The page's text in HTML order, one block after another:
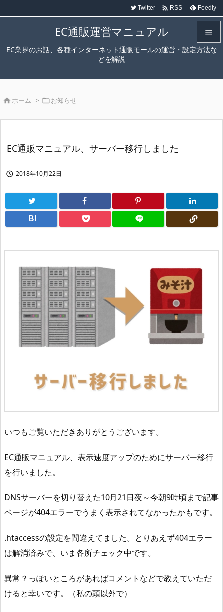
EC通販運営マニュアル
EC業界のお話、各種インターネット通販モールの運営・設定方法な
どを解説



Twitter  RSS Feedly
 ホーム > お知らせ
EC通販マニュアル、サーバー移行しました
 2018年10月22日
B!
いつもご覧いただきありがとうございます。
EC通販マニュアル、表示速度アップのためにサーバー移行
を行いました。
DNSサーバーを切り替えた10月21日夜～今朝9時頃まで記事
ページが404エラーでうまく表示されてなかったかもです。
.htaccessの設定を間違えてました。とりあえず404エラー
は解消済みで、いま各所チェック中です。
異常？っぽいところがあればコメントなどで教えていただ
けると幸いです。（私の頭以外で）